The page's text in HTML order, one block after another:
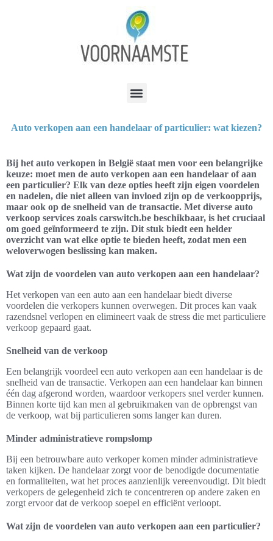
Auto verkopen aan een handelaar of particulier: wat kiezen?
Bij het auto verkopen in België staat men voor een belangrijke
keuze: moet men de auto verkopen aan een handelaar of aan
een particulier? Elk van deze opties heeft zijn eigen voordelen
en nadelen, die niet alleen van invloed zijn op de verkoopprijs,
maar ook op de snelheid van de transactie. Met diverse auto
verkoop services zoals carswitch.be beschikbaar, is het cruciaal
om goed geïnformeerd te zijn. Dit stuk biedt een helder
overzicht van wat elke optie te bieden heeft, zodat men een
weloverwogen beslissing kan maken.
Wat zijn de voordelen van auto verkopen aan een handelaar?
Het verkopen van een auto aan een handelaar biedt diverse
voordelen die verkopers kunnen overwegen. Dit proces kan vaak
razendsnel verlopen en elimineert vaak de stress die met particuliere
verkoop gepaard gaat.
Snelheid van de verkoop
Een belangrijk voordeel een auto verkopen aan een handelaar is de
snelheid van de transactie. Verkopen aan een handelaar kan binnen
één dag afgerond worden, waardoor verkopers snel verder kunnen.
Binnen korte tijd kan men al gebruikmaken van de opbrengst van
de verkoop, wat bij particulieren soms langer kan duren.
Minder administratieve rompslomp
Bij een betrouwbare auto verkoper komen minder administratieve
taken kijken. De handelaar zorgt voor de benodigde documentatie
en formaliteiten, wat het proces aanzienlijk vereenvoudigt. Dit biedt
verkopers de gelegenheid zich te concentreren op andere zaken en
zorgt ervoor dat de verkoop soepel en efficiënt verloopt.
Wat zijn de voordelen van auto verkopen aan een particulier?